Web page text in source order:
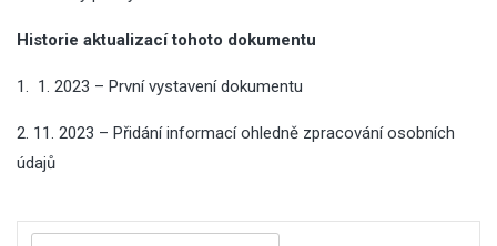
Historie aktualizací tohoto dokumentu
1. 1. 2023 – První vystavení dokumentu
2. 11. 2023 – Přidání informací ohledně zpracování osobních
údajů
Vyhledávání